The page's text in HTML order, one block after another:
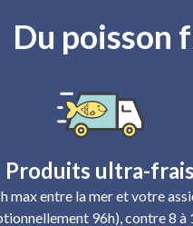
Du poisson
Produits ultra-frais
max entre la mer et votre
96h), contre 8 à